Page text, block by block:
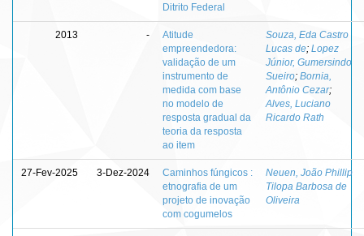
Ditrito Federal
2013 -
Atitude
empreendedora:
validação de um
instrumento de
medida com base
no modelo de
resposta gradual da
teoria da resposta
ao item
Souza, Eda Castro
Lucas de; Lopez
Júnior, Gumersindo
Sueiro; Bornia,
Antônio Cezar;
Alves, Luciano
Ricardo Rath
27-Fev-2025 3-Dez-2024
Caminhos fúngicos :
etnografia de um
projeto de inovação
com cogumelos
Neuen, João Phillip
Tilopa Barbosa de
Oliveira